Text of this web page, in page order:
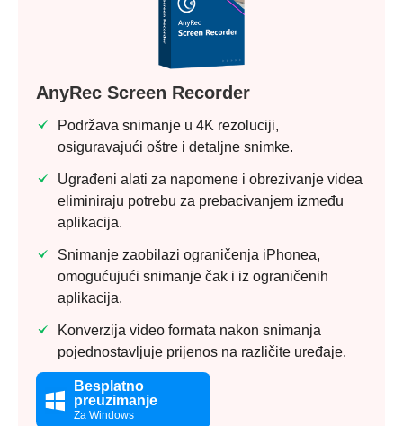
Korak 1.
AnyRec Screen Recorder
Podržava snimanje u 4K rezoluciji,
osiguravajući oštre i detaljne snimke.
Ugrađeni alati za napomene i obrezivanje videa
eliminiraju potrebu za prebacivanjem između
aplikacija.
Snimanje zaobilazi ograničenja iPhonea,
omogućujući snimanje čak i iz ograničenih
aplikacija.
Konverzija video formata nakon snimanja
pojednostavljuje prijenos na različite uređaje.
Besplatno
preuzimanje
Za Windows